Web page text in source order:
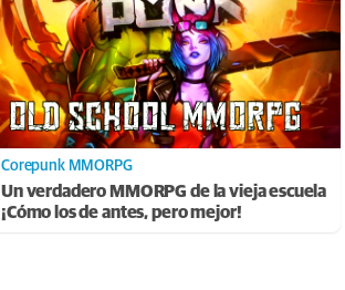
Corepunk MMORPG
Un verdadero MMORPG de la vieja escuela
¡Cómo los de antes, pero mejor!